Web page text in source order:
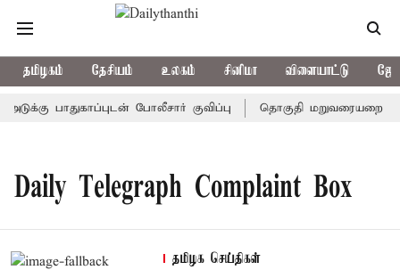
தமிழகம் தேசியம் உலகம் சினிமா விளையாட்டு
பாதுகாப்புடன் போலீசார் குவிப்பு தொகுதி மறுவரையறை
Daily Telegraph Complaint Box
தமிழக செய்திகள்